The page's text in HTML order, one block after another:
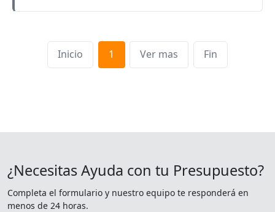
Inicio 1 Ver mas Fin
¿Necesitas Ayuda con tu Presupuesto?
Completa el formulario y nuestro equipo te responderá en
menos de 24 horas.